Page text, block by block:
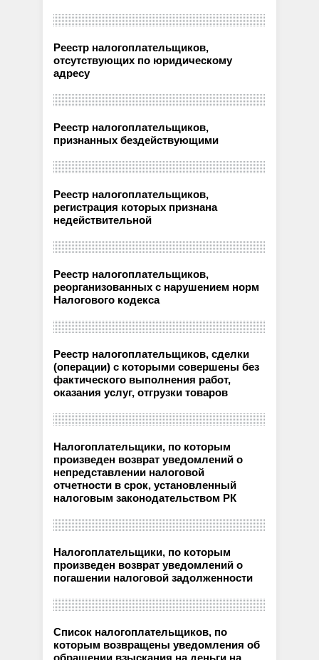
Реестр налогоплательщиков,
отсутствующих по юридическому
адресу
Реестр налогоплательщиков,
признанных бездействующими
Реестр налогоплательщиков,
регистрация которых признана
недействительной
Реестр налогоплательщиков,
реорганизованных с нарушением норм
Налогового кодекса
Реестр налогоплательщиков, сделки
(операции) с которыми совершены без
фактического выполнения работ,
оказания услуг, отгрузки товаров
Налогоплательщики, по которым
произведен возврат уведомлений о
непредставлении налоговой
отчетности в срок, установленный
налоговым законодательством РК
Налогоплательщики, по которым
произведен возврат уведомлений о
погашении налоговой задолженности
Список налогоплательщиков, по
которым возвращены уведомления об
обращении взыскания на деньги на